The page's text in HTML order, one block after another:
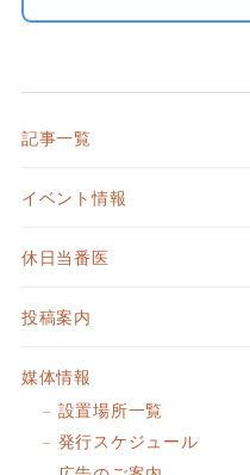
記事一覧
イベント情報
休日当番医
投稿案内
媒体情報
設置場所一覧
発行スケジュール